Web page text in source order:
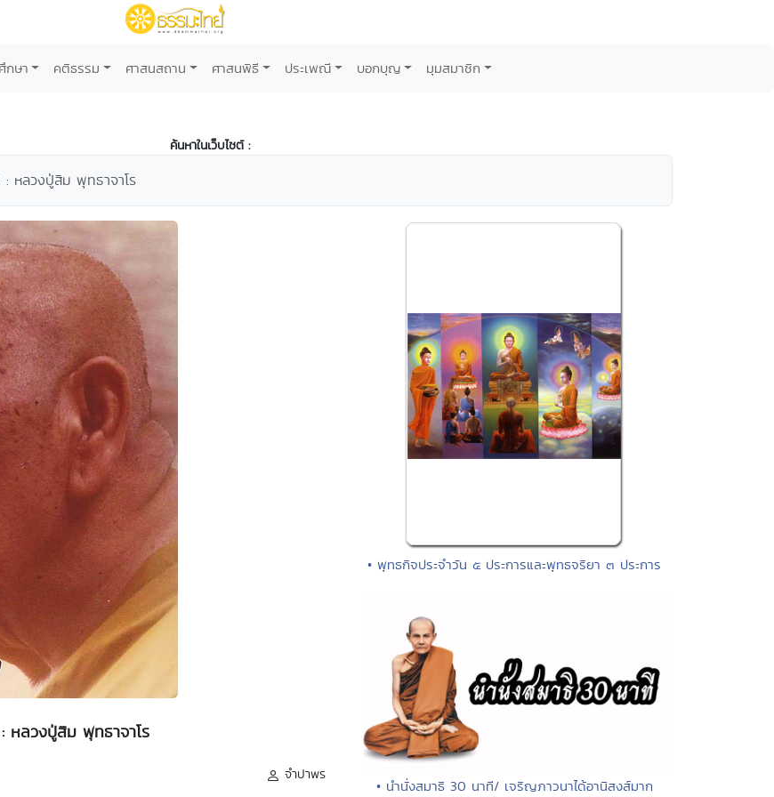
กษา คติธรรม ศาสนสถาน ศาสนพิธี ประเพณี บอกบุญ มุมสมาชิก
ค้นหาในเว็บไซต์ :
หลวงปู่สิม พุทธาจาโร
หลวงปู่สิม พุทธาจาโร
จำปาพร
• พุทธกิจประจำวัน ๕ ประการและพุทธจริยา ๓ ประการ
• นำนั่งสมาธิ 30 นาที/ เจริญภาวนาได้อานิสงส์มาก